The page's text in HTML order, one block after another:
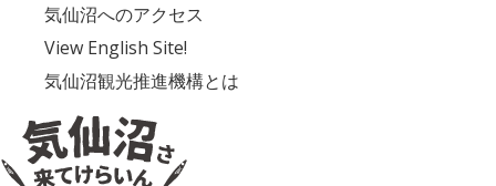
気仙沼へのアクセス
View English Site!
気仙沼観光推進機構とは